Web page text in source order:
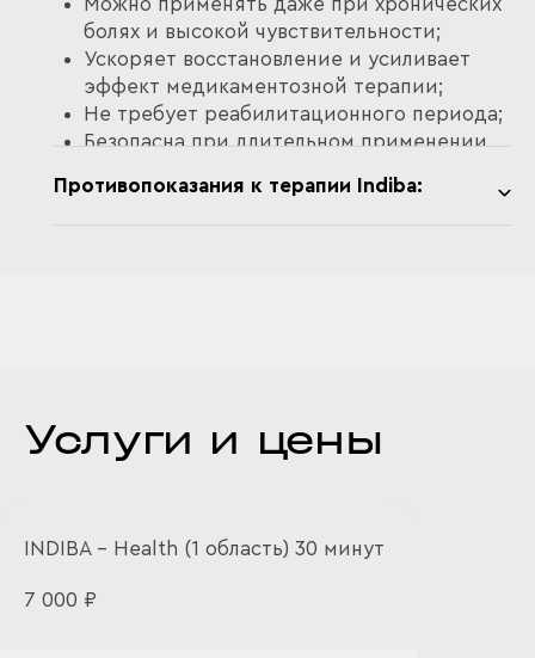
Можно применять даже при хронических
болях и высокой чувствительности;
Ускоряет восстановление и усиливает
эффект медикаментозной терапии;
Не требует реабилитационного периода;
Безопасна при длительном применении.
Противопоказания к терапии Indiba:
воздействия
Открытые раны и кожные инфекции на
лихорадка
Услуги и цены
INDIBA - Health (1 область) 30 минут
7 000 ₽